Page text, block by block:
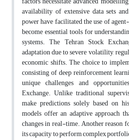
availability of extensive data sets
power have facilitated the use of
become essential tools for
systems. The Tehran Stock
adaptation due to severe volatility,
economic shifts. The choice to
consisting of deep reinforcement
unique challenges and
Exchange. Unlike traditional
make predictions solely based on
models offer an adaptive approach
changes in real-time. Another reason
its capacity to perform complex